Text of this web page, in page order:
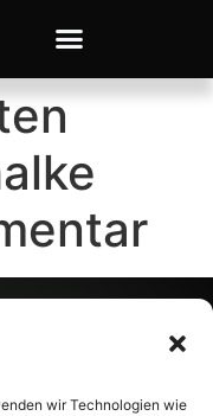
wir Technologien wie